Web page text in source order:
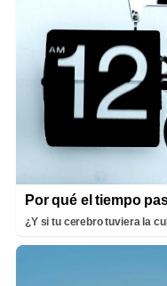
Por qué el tiempo
¿Y si tu cerebro tuviera la